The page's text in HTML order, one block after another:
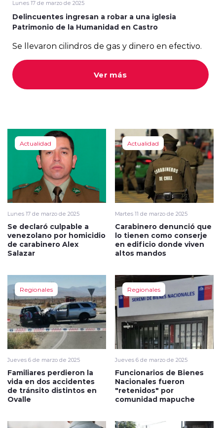
Lunes 17 de marzo de 2025
Delincuentes ingresan a robar a una iglesia
Patrimonio de la Humanidad en Castro
Se llevaron cilindros de gas y dinero en efectivo.
Ver más
Actualidad
Lunes 17 de marzo de 2025
Se declaró culpable a
venezolano por homicidio
de carabinero Alex
Salazar
Actualidad
Martes 11 de marzo de 2025
Carabinero denunció que
lo tienen como conserje
en edificio donde viven
altos mandos
Regionales
Jueves 6 de marzo de 2025
Familiares perdieron la
vida en dos accidentes
de tránsito distintos en
Ovalle
Regionales
Jueves 6 de marzo de 2025
Funcionarios de Bienes
Nacionales fueron
"retenidos" por
comunidad mapuche